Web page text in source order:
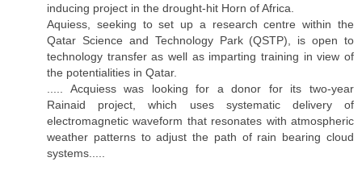
inducing project in the drought-hit Horn of Africa.
Aquiess, seeking to set up a research centre within the
Qatar Science and Technology Park (QSTP), is open to
technology transfer as well as imparting training in view of
the potentialities in Qatar.
..... Acquiess was looking for a donor for its two-year
Rainaid project, which uses systematic delivery of
electromagnetic waveform that resonates with atmospheric
weather patterns to adjust the path of rain bearing cloud
systems.....